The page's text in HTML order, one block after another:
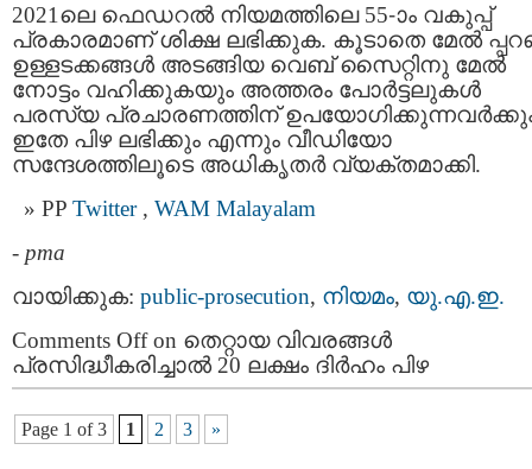
2021ലെ ഫെഡറൽ നിയമത്തിലെ 55-ാം വകുപ്പ്
പ്രകാരമാണ് ശിക്ഷ ലഭിക്കുക. കൂടാതെ മേൽ
ഉള്ളടക്കങ്ങൾ അടങ്ങിയ വെബ്‌ സൈറ്റിനു മേൽ
നോട്ടം വഹിക്കുകയും അത്തരം പോര്‍ട്ടലുകള്‍
പരസ്യ പ്രചാരണത്തിന്
ഇതേ പിഴ ലഭിക്കും എന്നും വീഡിയോ
സന്ദേശത്തിലൂടെ അധികൃതർ വ്യക്തമാക്കി.
PP Twitter , WAM Malayalam
- pma
വായിക്കുക: public-prosecution, നിയമം, യു.എ.ഇ.
Comments Offon തെറ്റായ വിവരങ്ങൾ
പ്രസിദ്ധീകരിച്ചാൽ 20 ലക്ഷം ദിർഹം പിഴ
Page 1 of 3 1 2 3 »